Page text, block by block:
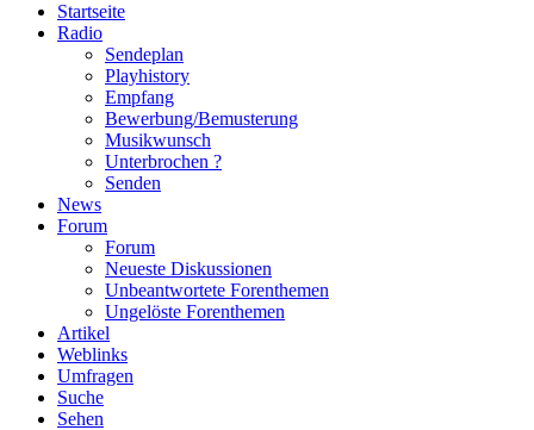
Startseite
Radio
Sendeplan
Playhistory
Empfang
Bewerbung/Bemusterung
Musikwunsch
Unterbrochen ?
Senden
News
Forum
Forum
Neueste Diskussionen
Unbeantwortete Forenthemen
Ungelöste Forenthemen
Artikel
Weblinks
Umfragen
Suche
Sehen